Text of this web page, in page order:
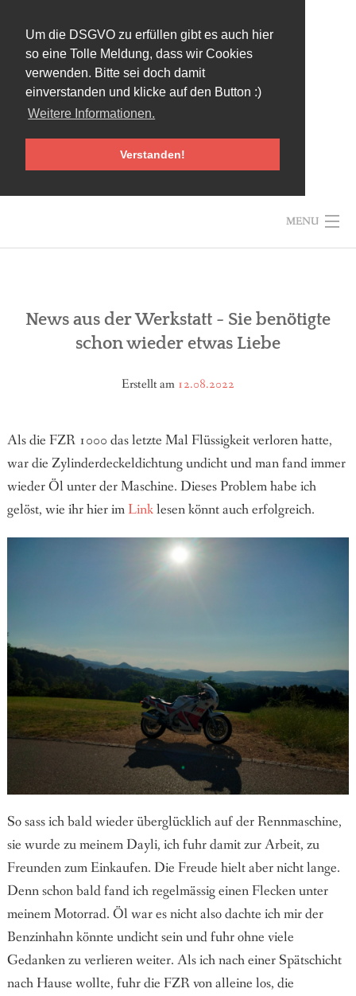
Um die DSGVO zu erfüllen gibt es auch hier
so eine Tolle Meldung, dass wir Cookies
verwenden. Bitte sei doch damit
einverstanden und klicke auf den Button :)
Weitere Informationen.
Verstanden!
MENU
HOME
BLOG
SOCIAL
VIDEO
TOUR
News aus der Werkstatt - Sie benötigte
schon wieder etwas Liebe
Erstellt am 12.08.2022
Als die FZR 1000 das letzte Mal Flüssigkeit verloren hatte,
war die Zylinderdeckeldichtung undicht und man fand immer
wieder Öl unter der Maschine. Dieses Problem habe ich
gelöst, wie ihr hier imLinklesen könnt auch erfolgreich.
So sass ich bald wieder überglücklich auf der Rennmaschine,
sie wurde zu meinem Dayli, ich fuhr damit zur Arbeit, zu
Freunden zum Einkaufen. Die Freude hielt aber nicht lange.
Denn schon bald fand ich regelmässig einen Flecken unter
meinem Motorrad. Öl war es nicht also dachte ich mir der
Benzinhahn könnte undicht sein und fuhr ohne viele
Gedanken zu verlieren weiter. Als ich nach einer Spätschicht
nach Hause wollte, fuhr die FZR von alleine los, die